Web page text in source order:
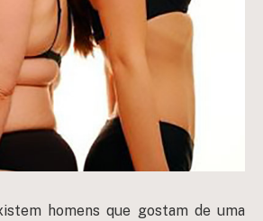
homens que gostam de uma